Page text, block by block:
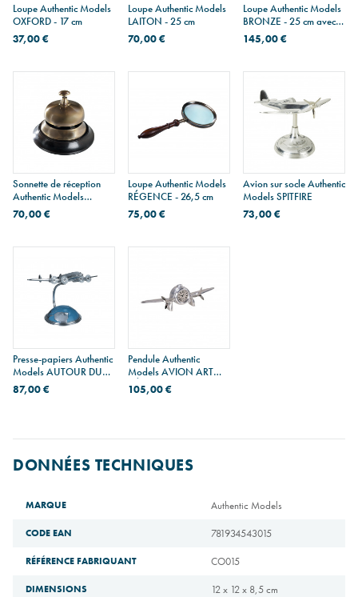
Loupe Authentic Models
OXFORD - 17 cm
37,00 €
Loupe Authentic Models
LAITON - 25 cm
70,00 €
Loupe Authentic Models
BRONZE - 25 cm avec
support
145,00 €
Sonnette de réception
Authentic Models
BRONZE
70,00 €
Loupe Authentic Models
RÉGENCE - 26,5 cm
75,00 €
Avion sur socle Authentic
Models SPITFIRE
73,00 €
Presse-papiers Authentic
Models AUTOUR DU
MONDE
87,00 €
Pendule Authentic
Models AVION ART
DÉCO
105,00 €
DONNÉES TECHNIQUES
MARQUE Authentic Models
CODE EAN 781934543015
RÉFÉRENCE FABRIQUANT CO015
DIMENSIONS 12 x 12 x 8,5 cm